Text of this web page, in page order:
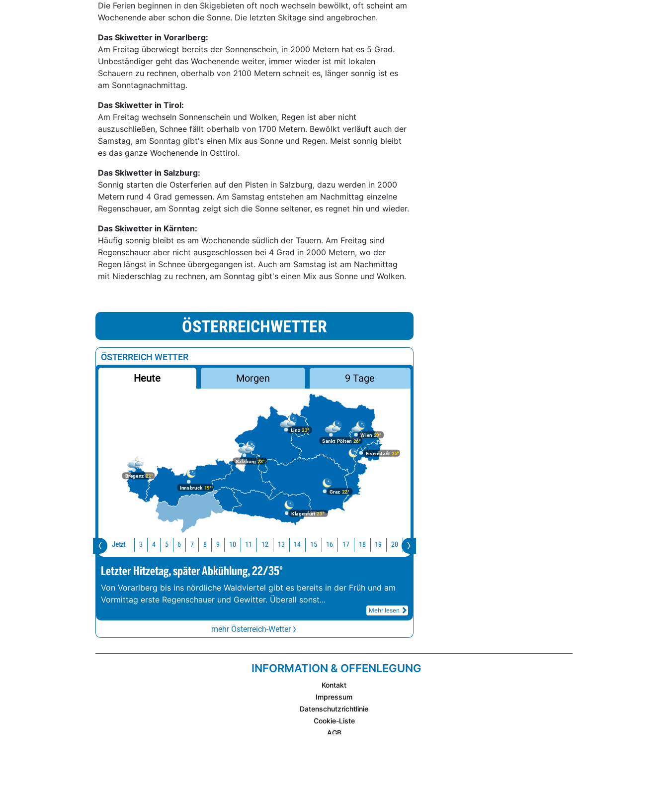
Die Ferien beginnen in den Skigebieten oft noch wechseln bewölkt, oft scheint am
Wochenende aber schon die Sonne. Die letzten Skitage sind angebrochen.
Das Skiwetter in Vorarlberg:
Am Freitag überwiegt bereits der Sonnenschein, in 2000 Metern hat es 5 Grad.
Unbeständiger geht das Wochenende weiter, immer wieder ist mit lokalen
Schauern zu rechnen, oberhalb von 2100 Metern schneit es, länger sonnig ist es
am Sonntagnachmittag.
Das Skiwetter in Tirol:
Am Freitag wechseln Sonnenschein und Wolken, Regen ist aber nicht
auszuschließen, Schnee fällt oberhalb von 1700 Metern. Bewölkt verläuft auch der
Samstag, am Sonntag gibt's einen Mix aus Sonne und Regen. Meist sonnig bleibt
es das ganze Wochenende in Osttirol.
Das Skiwetter in Salzburg:
Sonnig starten die Osterferien auf den Pisten in Salzburg, dazu werden in 2000
Metern rund 4 Grad gemessen. Am Samstag entstehen am Nachmittag einzelne
Regenschauer, am Sonntag zeigt sich die Sonne seltener, es regnet hin und wieder.
Das Skiwetter in Kärnten:
Häufig sonnig bleibt es am Wochenende südlich der Tauern. Am Freitag sind
Regenschauer aber nicht ausgeschlossen bei 4 Grad in 2000 Metern, wo der
Regen längst in Schnee übergegangen ist. Auch am Samstag ist am Nachmittag
mit Niederschlag zu rechnen, am Sonntag gibt's einen Mix aus Sonne und Wolken.
ÖSTERREICHWETTER
ÖSTERREICH WETTER
Heute Morgen 9 Tage
Bregenz22°
Graz 22°
Innsbruck19°
Klagenfurt23°
Linz 23°
Salzburg23°
Wien 29°
Eisenstadt 25°
Sankt Pölten 26°
Jetzt 3 4 5 6 7 8 9 10 11 12 13 14 15 16 17 18 19 20 21
Letzter Hitzetag, später Abkühlung, 22/35°
Von Vorarlberg bis ins nördliche Waldviertel gibt es bereits in der Früh und am
Vormittag erste Regenschauer und Gewitter. Überall sonst...
Mehr lesen
mehr Österreich-Wetter
INFORMATION & OFFENLEGUNG
Kontakt
Impressum
Datenschutzrichtlinie
Cookie-Liste
AGB